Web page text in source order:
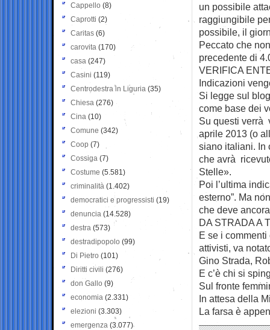
un possibile
raggiungibile
possibile, il
Peccato che
precedente di
VERIFICA
Indicazioni
Si legge sul
come base dei
Su questi verrà
aprile 2013 (o
siano italiani. In
che avrà
Stelle».
Poi l’ultima
esterno”. Ma
che deve
DA STRADA A
E se i
attivisti, va
Gino Strada,
E c’è chi si
Sul fronte
In attesa della
La farsa è
Cappello (8)
Caprotti (2)
Caritas (6)
carovita (170)
casa (247)
Casini (119)
Centrodestra in Liguria (35)
Chiesa (276)
Cina (10)
Comune (342)
Coop (7)
Cossiga (7)
Costume (5.581)
criminalità (1.402)
democratici e progressisti (19)
denuncia (14.528)
destra (573)
destradipopolo (99)
Di Pietro (101)
Diritti civili (276)
don Gallo (9)
economia (2.331)
elezioni (3.303)
emergenza (3.077)